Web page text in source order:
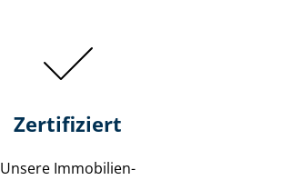
Zertifiziert
Unsere Immobilien­